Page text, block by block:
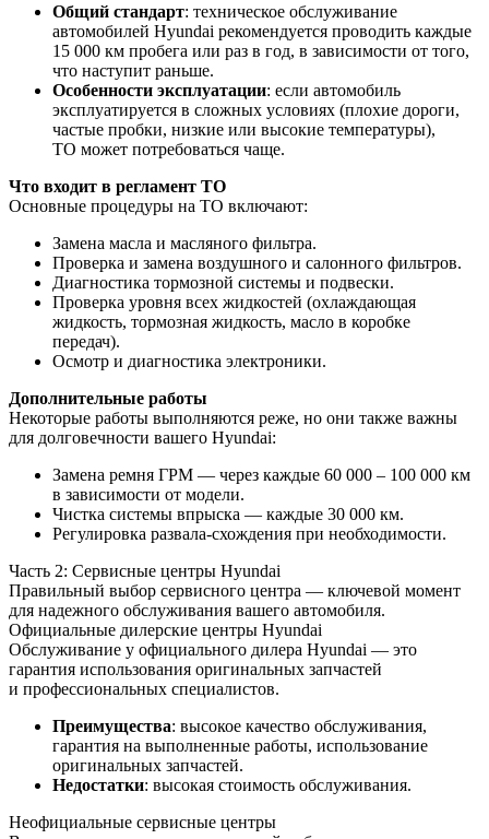
Общий стандарт: техническое обслуживание
автомобилей Hyundai рекомендуется проводить каждые
15 000 км пробега или раз в год, в зависимости от того,
что наступит раньше.
Особенности эксплуатации: если автомобиль
эксплуатируется в сложных условиях (плохие дороги,
частые пробки, низкие или высокие температуры),
ТО может потребоваться чаще.
Что входит в регламент ТО
Основные процедуры на ТО включают:
Замена масла и масляного фильтра.
Проверка и замена воздушного и салонного фильтров.
Диагностика тормозной системы и подвески.
Проверка уровня всех жидкостей (охлаждающая
жидкость, тормозная жидкость, масло в коробке
передач).
Осмотр и диагностика электроники.
Дополнительные работы
Некоторые работы выполняются реже, но они также важны
для долговечности вашего Hyundai:
Замена ремня ГРМ — через каждые 60 000 – 100 000 км
в зависимости от модели.
Чистка системы впрыска — каждые 30 000 км.
Регулировка развала-схождения при необходимости.
Часть 2: Сервисные центры Hyundai
Правильный выбор сервисного центра — ключевой момент
для надежного обслуживания вашего автомобиля.
Официальные дилерские центры Hyundai
Обслуживание у официального дилера Hyundai — это
гарантия использования оригинальных запчастей
и профессиональных специалистов.
Преимущества: высокое качество обслуживания,
гарантия на выполненные работы, использование
оригинальных запчастей.
Недостатки: высокая стоимость обслуживания.
Неофициальные сервисные центры